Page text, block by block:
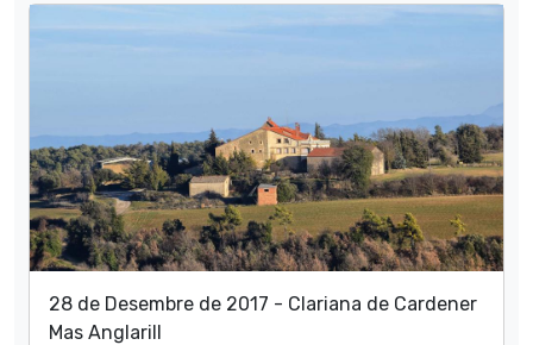
28 de Desembre de 2017 - Clariana de Cardener
Mas Anglarill